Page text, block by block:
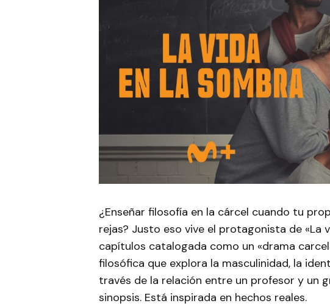
¿Enseñar filosofía en la cárcel cuando tu
rejas? Justo eso vive el protagonista de «La
capítulos catalogada como un «drama
filosófica que explora la masculinidad, la
través de la relación entre un profesor y un
sinopsis. Está inspirada en hechos reales.